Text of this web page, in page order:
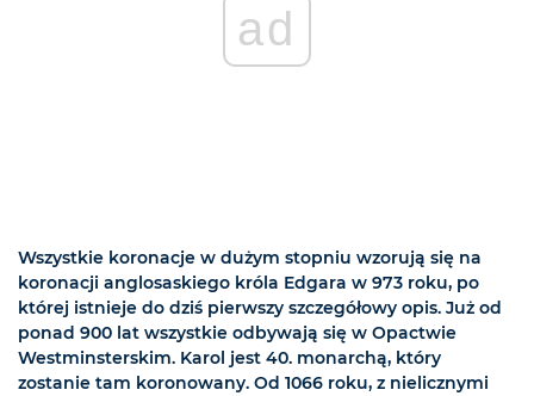
ad
Wszystkie koronacje w dużym stopniu wzorują się na
koronacji anglosaskiego króla Edgara w 973 roku, po
której istnieje do dziś pierwszy szczegółowy opis. Już od
ponad 900 lat wszystkie odbywają się w Opactwie
Westminsterskim. Karol jest 40. monarchą, który
zostanie tam koronowany. Od 1066 roku, z nielicznymi